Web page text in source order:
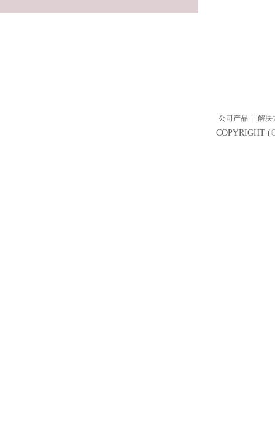
公司产品 解决
COPYRIGHT